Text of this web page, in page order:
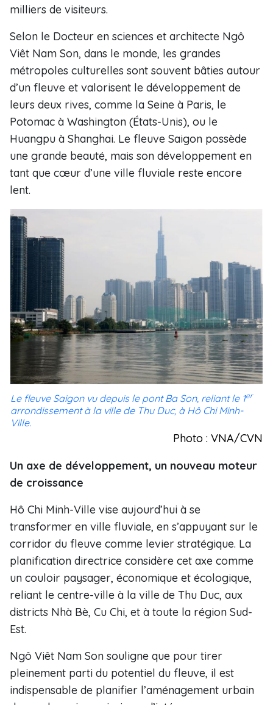
milliers de visiteurs.
Selon le Docteur en sciences et architecte Ngô
Viêt Nam Son, dans le monde, les grandes
métropoles culturelles sont souvent bâties autour
d’un fleuve et valorisent le développement de
leurs deux rives, comme la Seine à Paris, le
Potomac à Washington (États-Unis), ou le
Huangpu à Shanghai. Le fleuve Saigon possède
une grande beauté, mais son développement en
tant que cœur d’une ville fluviale reste encore
lent.
Le fleuve Saigon vu depuis le pont Ba Son, reliant le 1er
arrondissement à la ville de Thu Duc, à Hô Chi Minh-
Ville.
Photo : VNA/CVN
Un axe de développement, un nouveau moteur
de croissance
Hô Chi Minh-Ville vise aujourd’hui à se
transformer en ville fluviale, en s’appuyant sur le
corridor du fleuve comme levier stratégique. La
planification directrice considère cet axe comme
un couloir paysager, économique et écologique,
reliant le centre-ville à la ville de Thu Duc, aux
districts Nhà Bè, Cu Chi, et à toute la région Sud-
Est.
Ngô Viêt Nam Son souligne que pour tirer
pleinement parti du potentiel du fleuve, il est
indispensable de planifier l’aménagement urbain